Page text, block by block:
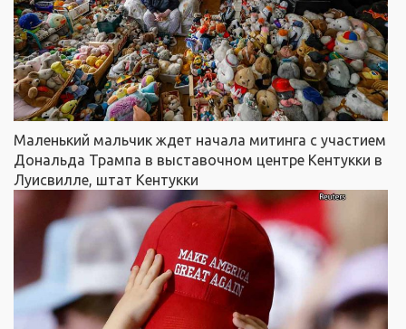
Маленький мальчик ждет начала митинга с участием
Дональда Трампа в выставочном центре Кентукки в
Луисвилле, штат Кентукки